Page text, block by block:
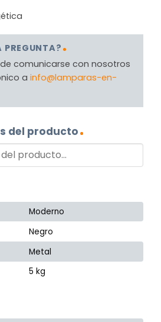
PREGUNTA?
comunicarse con nosotros
a info@lamparas-en-
del producto
Moderno
Negro
Metal
5 kg